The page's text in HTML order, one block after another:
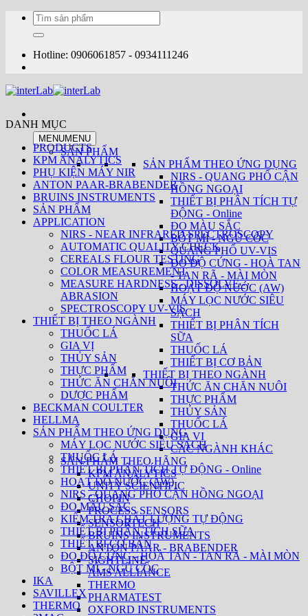
dung
Tìm
kiếm:
Hotline: 0906061857 - 0934111246
MENUMENU
SẢN PHẨM
SẢN PHẨM THEO ỨNG DỤNG
NIRS - QUANG PHỔ CẬN
HỒNG NGOẠI
THIẾT BỊ PHÂN TÍCH TỰ
ĐỘNG - Online
ĐO MÀU SẮC
BỘT MÌ - NGŨ CỐC
QUANG PHỔ UV-VIS
ĐO ĐỘ CỨNG - HOÀ TAN
- TAN RÃ - MÀI MÒN
HOẠT ĐỘ NƯỚC (AW)
MÁY LỌC NƯỚC SIÊU
SẠCH
THIẾT BỊ PHÂN TÍCH
SỮA
THUỐC LÁ
THIẾT BỊ CƠ BẢN
THIẾT BỊ THEO NGÀNH
THỨC ĂN CHĂN NUÔI
THỰC PHẨM
THỦY SẢN
THUỐC LÁ
GIA VỊ
CÁC NGÀNH KHÁC
SẢN PHẨM THEO HÃNG
KPM ANALYTICS
UNITY SCIENTIFIC
CHOPIN
PROCESS SENSORS
SENSORTECH
BRUINS INSTRUMENTS
ANTON PAAR - BRABENDER
SIGHTLINE
AMS ALLIANCE
THERMO
PHARMATEST
OXFORD INSTRUMENTS
DANH MỤC
PRODUCTS
KPM ANALYTICS
PHỤ KIỆN MÁY NIR
ANTON PAAR-BRABENDER
BRUINS INSTRUMENTS
SẢN PHẨM
APPLICATION
NIRS - NEAR INFRARED SPECTROSCOPY
AUTOMATIC QUALITY CHECK
CEREALS FLOUR TESTING
COLOR MEASUREMENT
MEASURE HARDNESS - DISSOLVE -
ABRASION
SPECTROSCOPY UV-VIS
THIẾT BỊ THEO NGÀNH
THUỐC LÁ
GIA VỊ
THỦY SẢN
THỰC PHẨM
THỨC ĂN CHĂN NUÔI
DƯỢC PHẨM
BECKMAN COULTER
HELLMA
SẢN PHẨM THEO ỨNG DỤNG
MÁY LỌC NƯỚC SIÊU SẠCH
THUỐC LÁ
THIẾT BỊ PHÂN TÍCH TỰ ĐỘNG - Online
HOẠT ĐỘ NƯỚC (AW)
NIRS - QUANG PHỔ CẬN HỒNG NGOẠI
ĐO MÀU SẮC
KIỂM TRA CHẤT LƯỢNG TỰ ĐỘNG
THIẾT BỊ PHÂN TÍCH SỮA
THIẾT BỊ CƠ BẢN
ĐO ĐỘ CỨNG - HOÀ TAN - TAN RÃ - MÀI MÒN
BỘT MÌ - NGŨ CỐC
IKA
SAVILLEX
THERMO